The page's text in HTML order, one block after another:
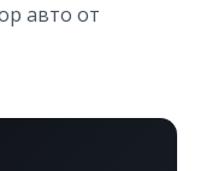
авто от